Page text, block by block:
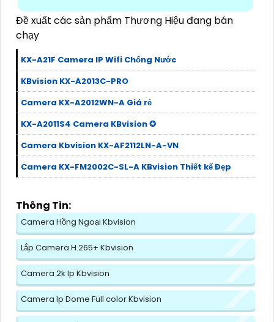
Đề xuất các sản phẩm Thương Hiệu đang bán
chạy
KX-A21F Camera IP Wifi Chống Nước
KBvision KX-A2013C-PRO
Camera KX-A2012WN-A Giá rẻ
KX-A2011S4 Camera KBvision ✪
Camera Kbvision KX-AF2112LN-A-VN
Camera KX-FM2002C-SL-A KBvision Thiết kế Đẹp
Thông Tin:
Camera Hồng Ngoại Kbvision
Lắp Camera H.265+ Kbvision
Camera 2k Ip Kbvision
Camera Ip Dome Full color Kbvision